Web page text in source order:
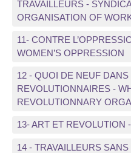
TRAVAILLEURS -
ORGANISATION OF
11- CONTRE
WOMEN’S OPPRESSION
12 - QUOI DE NEUF
REVOLUTIONNAIRES -
REVOLUTIONNARY
13- ART ET REVOLUTION
14 - TRAVAILLEURS